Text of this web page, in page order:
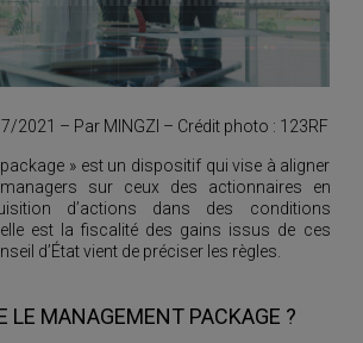
2021 – Par MINGZI – Crédit photo : 123RF
» est un dispositif qui vise à aligner
sur ceux des actionnaires en
d’actions dans des conditions
est la fiscalité des gains issus de ces
d’État vient de préciser les règles.
LE MANAGEMENT PACKAGE ?